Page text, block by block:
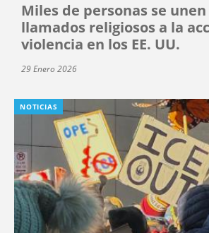
Miles de personas se unen
llamados religiosos a la
violencia en los EE. UU.
29 Enero 2026
NOTICIAS